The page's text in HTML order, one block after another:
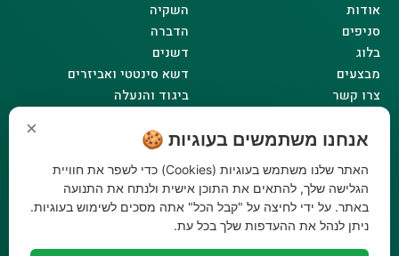
אודות
סניפים
בלוג
מבצעים
צרו קשר
הצהרת נגישות
מדיניות פרטיות
השקיה
הדברה
דשנים
דשא סינטטי ואביזרים
ביגוד והנעלה
טרקטורוני כיסוח
שעות פעילות
ראשון - 08:00-17:00
× אנחנו משתמשים בעוגיות 🍪
האתר שלנו משתמש בעוגיות (Cookies) כדי לשפר את חוויית
הגלישה שלך, להתאים את התוכן אישית ולנתח את התנועה
באתר. על ידי לחיצה על "קבל הכל" אתה מסכים לשימוש בעוגיות.
ניתן לנהל את ההעדפות שלך בכל עת.